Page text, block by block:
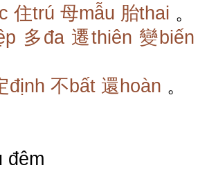
住trú 母mẫu 胎thai 。
多đa 遷thiên 變biến
định 不bất 還hoàn 。
đêm